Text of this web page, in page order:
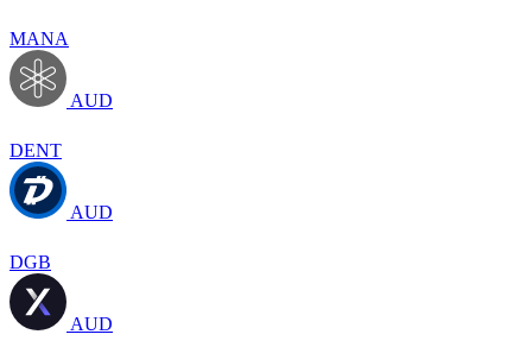
MANA
AUD
DENT
AUD
DGB
AUD